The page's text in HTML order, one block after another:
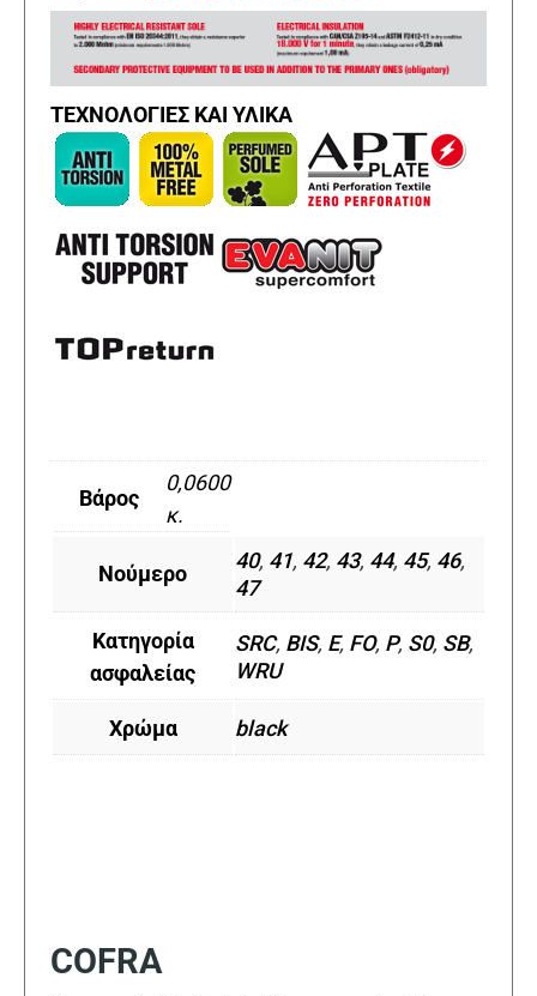
ΤΕΧΝΟΛΟΓΙΕΣ ΚΑΙ ΥΛΙΚΑ
Βάρος
0,0600
κ.
Νούμερο
40, 41, 42, 43, 44, 45, 46,
47
Κατηγορία
ασφαλείας
SRC, BIS, E, FO, P, S0, SB,
WRU
Χρώμα black
COFRA